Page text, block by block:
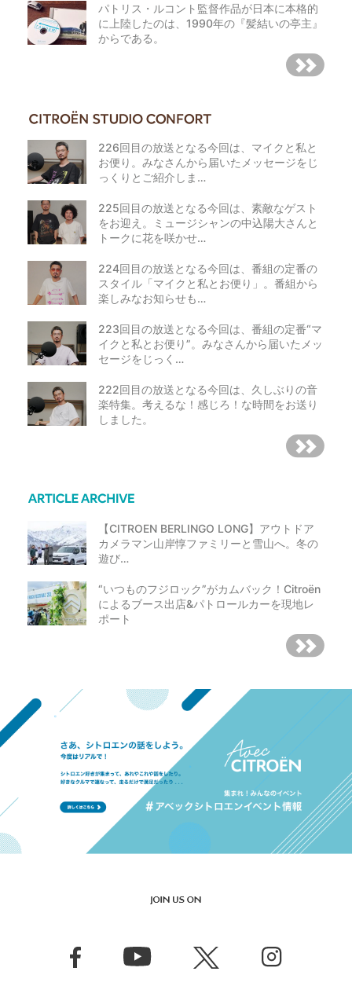
パトリス・ルコント監督作品が日本に本格的
に上陸したのは、1990年の『髪結いの亭主』
からである。
226回目の放送となる今回は、マイクと私と
お便り。みなさんから届いたメッセージをじ
っくりとご紹介しま…
225回目の放送となる今回は、素敵なゲスト
をお迎え。ミュージシャンの中込陽大さんと
トークに花を咲かせ…
224回目の放送となる今回は、番組の定番の
スタイル「マイクと私とお便り」。番組から
楽しみなお知らせも…
223回目の放送となる今回は、番組の定番“マ
イクと私とお便り”。みなさんから届いたメッ
セージをじっく…
222回目の放送となる今回は、久しぶりの音
楽特集。考えるな！感じろ！な時間をお送り
しました。
【CITROEN BERLINGO LONG】アウトドア
カメラマン山岸惇ファミリーと雪山へ。冬の
遊び…
“いつものフジロック”がカムバック！Citroën
によるブース出店&パトロールカーを現地レ
ポート